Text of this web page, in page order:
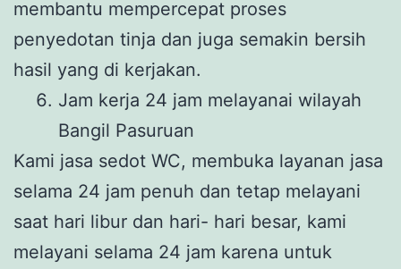
membantu mempercepat proses
penyedotan tinja dan juga semakin bersih
hasil yang di kerjakan.
Jam kerja 24 jam melayanai wilayah
Bangil Pasuruan
Kami jasa sedot WC, membuka layanan jasa
selama 24 jam penuh dan tetap melayani
saat hari libur dan hari- hari besar, kami
melayani selama 24 jam karena untuk